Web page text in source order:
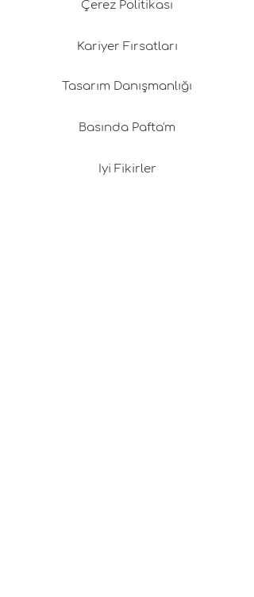
Çerez Politikası
Kariyer Fırsatları
Tasarım Danışmanlığı
Basında Pafta'm
İyi Fikirler